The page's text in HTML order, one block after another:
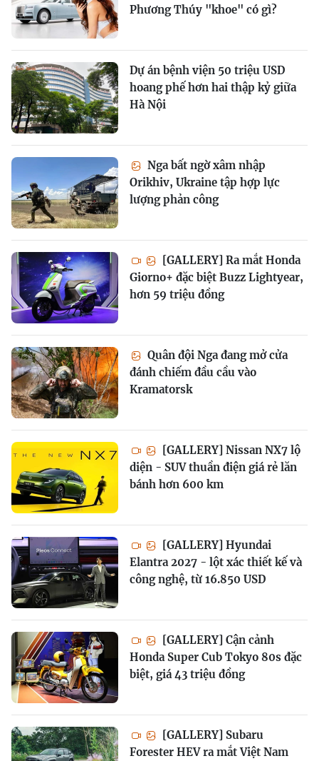
Phương Thúy "khoe" có gì?
Dự án bệnh viện 50 triệu USD
hoang phế hơn hai thập kỷ giữa
Hà Nội
Nga bất ngờ xâm nhập
Orikhiv, Ukraine tập hợp lực
lượng phản công
[GALLERY] Ra mắt Honda
Giorno+ đặc biệt Buzz Lightyear,
hơn 59 triệu đồng
Quân đội Nga đang mở cửa
đánh chiếm đầu cầu vào
Kramatorsk
[GALLERY] Nissan NX7 lộ
diện - SUV thuần điện giá rẻ lăn
bánh hơn 600 km
[GALLERY] Hyundai
Elantra 2027 - lột xác thiết kế và
công nghệ, từ 16.850 USD
[GALLERY] Cận cảnh
Honda Super Cub Tokyo 80s đặc
biệt, giá 43 triệu đồng
[GALLERY] Subaru
Forester HEV ra mắt Việt Nam